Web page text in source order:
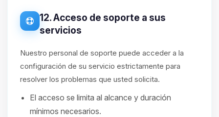
12. Acceso de soporte a sus
servicios
Nuestro personal de soporte puede acceder a la
configuración de su servicio estrictamente para
resolver los problemas que usted solicita.
El acceso se limita al alcance y duración
mínimos necesarios.